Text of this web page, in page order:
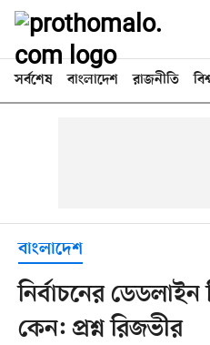
সর্বশেষ বাংলাদেশ রাজনীতি
বাংলাদেশ
নির্বাচনের
কেন: প্রশ্ন রিজভীর